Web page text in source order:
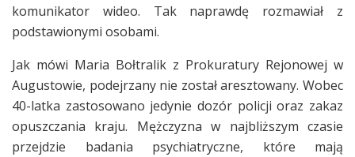
komunikator wideo. Tak naprawdę rozmawiał z
podstawionymi osobami.
Jak mówi Maria Bołtralik z Prokuratury Rejonowej w
Augustowie, podejrzany nie został aresztowany. Wobec
40-latka zastosowano jedynie dozór policji oraz zakaz
opuszczania kraju. Mężczyzna w najbliższym czasie
przejdzie badania psychiatryczne, które mają